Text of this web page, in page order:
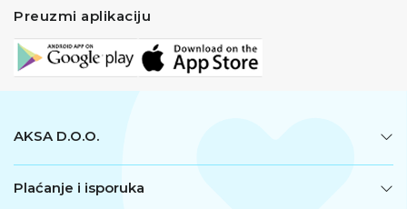
Preuzmi aplikaciju
AKSA D.O.O.
Plaćanje i isporuka